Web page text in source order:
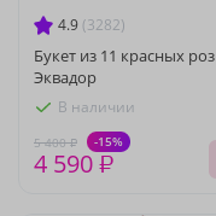
4.9 (3282)
Букет из 11 красных роз
Эквадор
В наличии
5 400 ₽ -15%
4 590 ₽